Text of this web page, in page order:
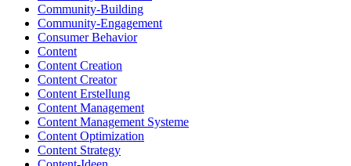
Community-Building
Community-Engagement
Consumer Behavior
Content
Content Creation
Content Creator
Content Erstellung
Content Management
Content Management Systeme
Content Optimization
Content Strategy